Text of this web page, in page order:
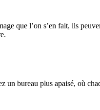
que l’on s’en fait, ils
un bureau plus apaisé, où